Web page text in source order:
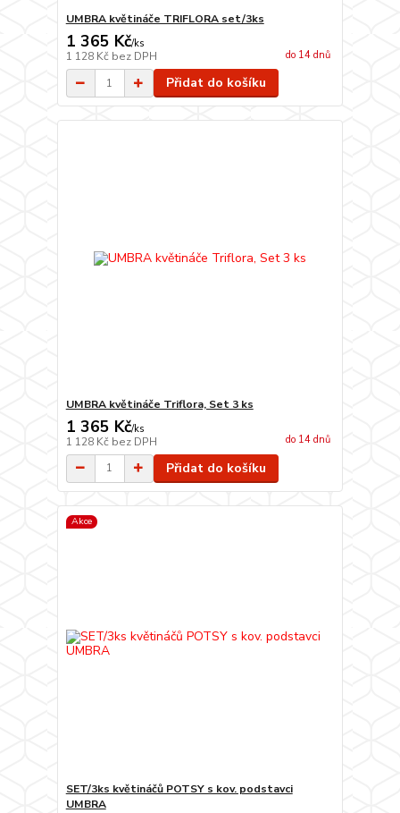
UMBRA květináče TRIFLORA set/3ks
1 365 Kč/ks
1 128 Kč bez DPH do 14 dnů
Přidat do košíku
UMBRA květináče Triflora, Set 3 ks
1 365 Kč/ks
1 128 Kč bez DPH do 14 dnů
Přidat do košíku
Akce
SET/3ks květináčů POTSY s kov. podstavci
UMBRA